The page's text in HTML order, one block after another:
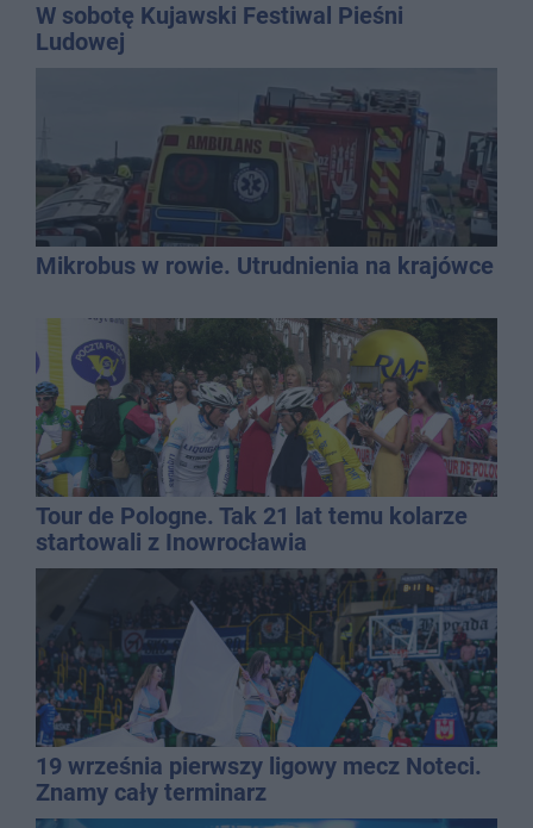
W sobotę Kujawski Festiwal Pieśni
Ludowej
Mikrobus w rowie. Utrudnienia na krajówce
Tour de Pologne. Tak 21 lat temu kolarze
startowali z Inowrocławia
19 września pierwszy ligowy mecz Noteci.
Znamy cały terminarz